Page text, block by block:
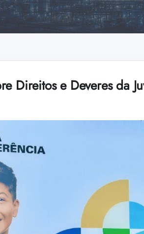
Direitos e Deveres da